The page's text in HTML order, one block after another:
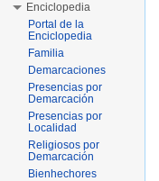
Enciclopedia
Portal de la
Enciclopedia
Familia
Demarcaciones
Presencias por
Demarcación
Presencias por
Localidad
Religiosos por
Demarcación
Bienhechores